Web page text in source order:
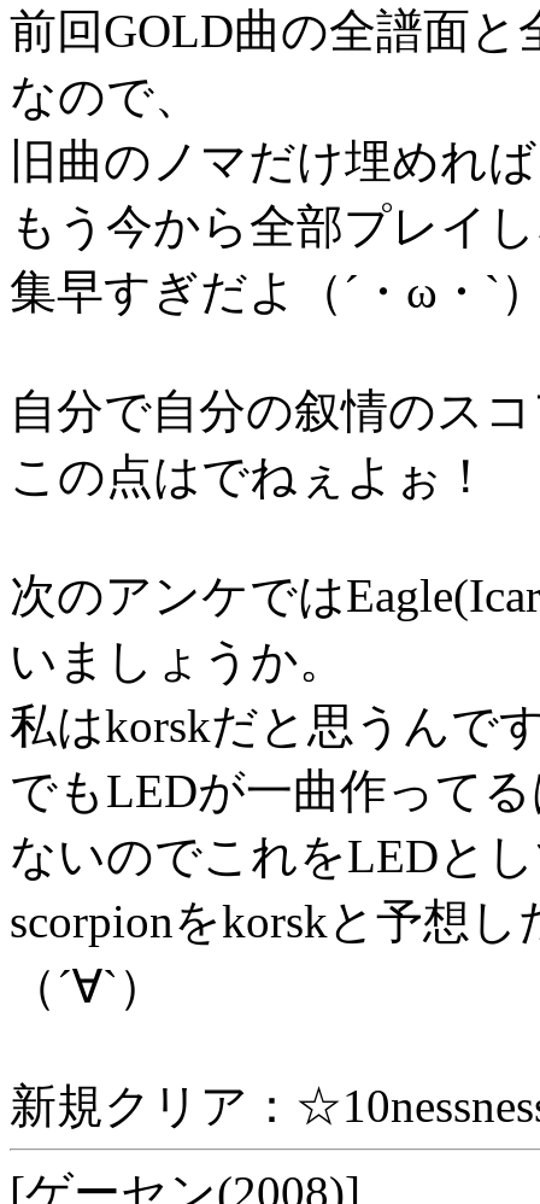
前回GOLD曲の全譜面
なので、
旧曲のノマだけ埋めれ
もう今から全部プレイ
集早すぎだよ（´・ω・`
自分で自分の叙情のス
この点はでねぇよぉ！
次のアンケでは
いましょうか。
私はkorskだと思うんで
でもLEDが一曲作って
ないのでこれをLEDと
scorpionをkorskと予想
（´∀`）
新規クリア：
[ゲーセン(2008)]